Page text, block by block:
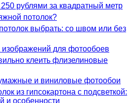
рублями за квадратный метр
потолок?
выбрать: со швом или без
для фотообоев
клеить флизелиновые
и виниловые фотообои
из гипсокартона с подсветкой:
и особенности